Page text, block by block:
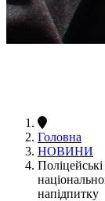
Головна
НОВИНИ
напідпитку